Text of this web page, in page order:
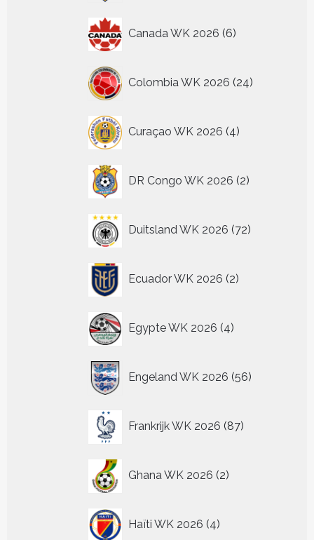
Canada WK 2026 6
producten
Colombia WK 2026 24
producten
Curaçao WK 2026 4
producten
DR Congo WK 2026 2
producten
Duitsland WK 2026 72
producten
Ecuador WK 2026 2
producten
Egypte WK 2026 4
producten
Engeland WK 2026 56
producten
Frankrijk WK 2026 87
producten
Ghana WK 2026 2
producten
Haïti WK 2026 4
producten